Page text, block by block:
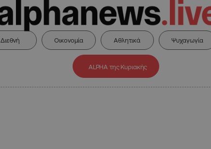
Διεθνή Οικονομία Αθλητικά Ψυχαγωγία
ALPHA της Κυριακής